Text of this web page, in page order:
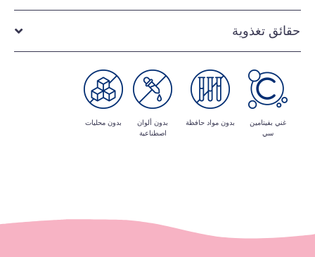
حقائق تغذوية
غني بفيتامين
سي
بدون مواد حافظة
بدون ألوان
اصطناعية
بدون محليات